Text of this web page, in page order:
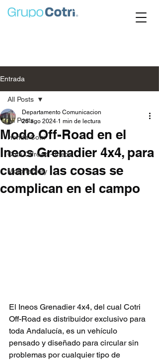
Entrada
All Posts
Honda Cotri
Cotri Offroad - Ineos
Motorfactory
All Posts
Modo Off-Road en el
Ineos Grenadier 4x4, para
cuando las cosas se
complican en el campo
Departamento Comunicacion
26 ago 2024 1 min de lectura
El Ineos Grenadier 4x4, del cual Cotri
Off-Road es distribuidor exclusivo para
toda Andalucía, es un vehículo
pensado y diseñado para circular sin
problemas por cualquier tipo de